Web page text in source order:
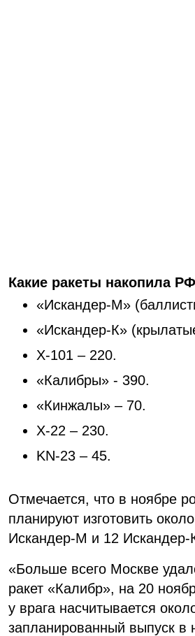
Какие ракеты накопила
«Искандер-М»
«Искандер-К»
Х-101 – 220.
«Калибры» - 390.
«Кинжалы» – 70.
Х-22 – 230.
KN-23 – 45.
Отмечается, что в ноябре
планируют изготовить
Искандер-М и 12 Искандер-
«Больше всего Москве
ракет «Калибр», на 20
у врага насчитывается
запланированный выпуск в